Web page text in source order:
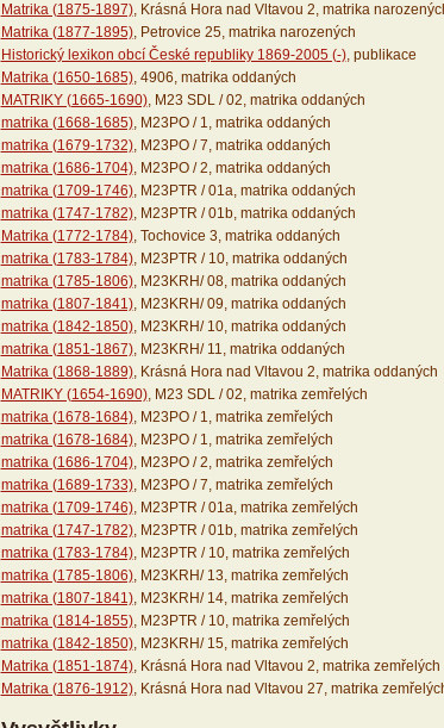
Matrika (1875-1897), Krásná Hora nad Vltavou 2, matrika
Matrika (1877-1895), Petrovice 25, matrika narozených
Historický lexikon obcí České republiky 1869-2005 (-), publikace
Matrika (1650-1685), 4906, matrika oddaných
MATRIKY (1665-1690), M23 SDL / 02, matrika oddaných
matrika (1668-1685), M23PO / 1, matrika oddaných
matrika (1679-1732), M23PO / 7, matrika oddaných
matrika (1686-1704), M23PO / 2, matrika oddaných
matrika (1709-1746), M23PTR / 01a, matrika oddaných
matrika (1747-1782), M23PTR / 01b, matrika oddaných
Matrika (1772-1784), Tochovice 3, matrika oddaných
matrika (1783-1784), M23PTR / 10, matrika oddaných
matrika (1785-1806), M23KRH/ 08, matrika oddaných
matrika (1807-1841), M23KRH/ 09, matrika oddaných
matrika (1842-1850), M23KRH/ 10, matrika oddaných
matrika (1851-1867), M23KRH/ 11, matrika oddaných
Matrika (1868-1889), Krásná Hora nad Vltavou 2, matrika oddaných
MATRIKY (1654-1690), M23 SDL / 02, matrika zemřelých
matrika (1678-1684), M23PO / 1, matrika zemřelých
matrika (1678-1684), M23PO / 1, matrika zemřelých
matrika (1686-1704), M23PO / 2, matrika zemřelých
matrika (1689-1733), M23PO / 7, matrika zemřelých
matrika (1709-1746), M23PTR / 01a, matrika zemřelých
matrika (1747-1782), M23PTR / 01b, matrika zemřelých
matrika (1783-1784), M23PTR / 10, matrika zemřelých
matrika (1785-1806), M23KRH/ 13, matrika zemřelých
matrika (1807-1841), M23KRH/ 14, matrika zemřelých
matrika (1814-1855), M23PTR / 10, matrika zemřelých
matrika (1842-1850), M23KRH/ 15, matrika zemřelých
Matrika (1851-1874), Krásná Hora nad Vltavou 2, matrika zemřelých
Matrika (1876-1912), Krásná Hora nad Vltavou 27, matrika